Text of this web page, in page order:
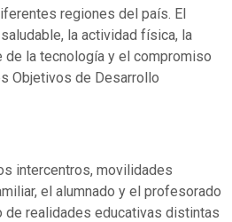
regiones del país. El
la actividad física, la
la tecnología y el compromiso
Objetivos de Desarrollo
intercentros, movilidades
el alumnado y el profesorado
de realidades educativas distintas